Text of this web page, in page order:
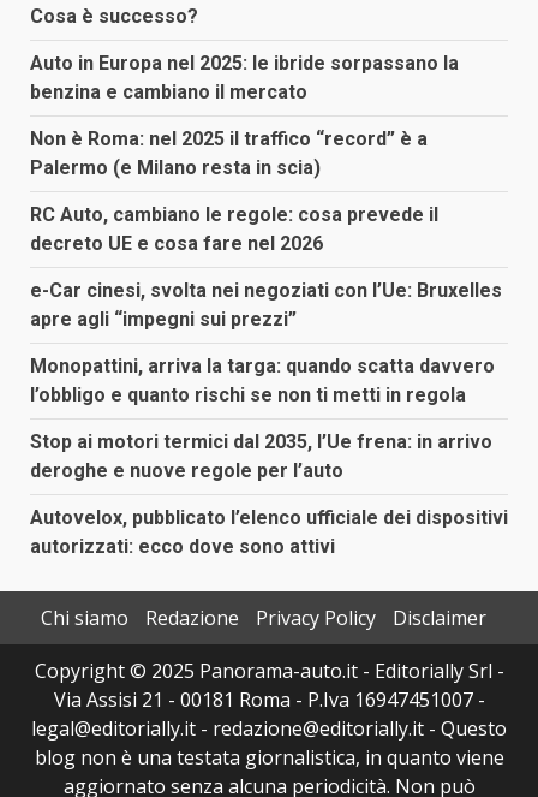
Cosa è successo?
Auto in Europa nel 2025: le ibride sorpassano la
benzina e cambiano il mercato
Non è Roma: nel 2025 il traffico “record” è a
Palermo (e Milano resta in scia)
RC Auto, cambiano le regole: cosa prevede il
decreto UE e cosa fare nel 2026
e-Car cinesi, svolta nei negoziati con l’Ue: Bruxelles
apre agli “impegni sui prezzi”
Monopattini, arriva la targa: quando scatta davvero
l’obbligo e quanto rischi se non ti metti in regola
Stop ai motori termici dal 2035, l’Ue frena: in arrivo
deroghe e nuove regole per l’auto
Autovelox, pubblicato l’elenco ufficiale dei dispositivi
autorizzati: ecco dove sono attivi
Chi siamo Redazione Privacy Policy
Disclaimer
Copyright © 2025 Panorama-auto.it - Editorially Srl -
Via Assisi 21 - 00181 Roma - P.Iva 16947451007 -
legal@editorially.it - redazione@editorially.it - Questo
blog non è una testata giornalistica, in quanto viene
aggiornato senza alcuna periodicità. Non può